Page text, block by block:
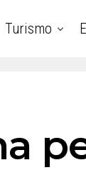
Turismo